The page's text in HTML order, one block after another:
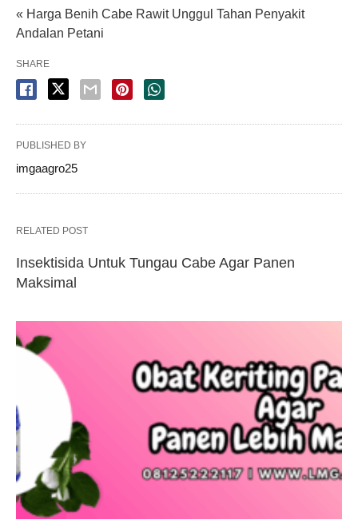
« Harga Benih Cabe Rawit Unggul Tahan Penyakit
Andalan Petani
SHARE
PUBLISHED BY
imgaagro25
RELATED POST
Insektisida Untuk Tungau Cabe Agar Panen
Maksimal